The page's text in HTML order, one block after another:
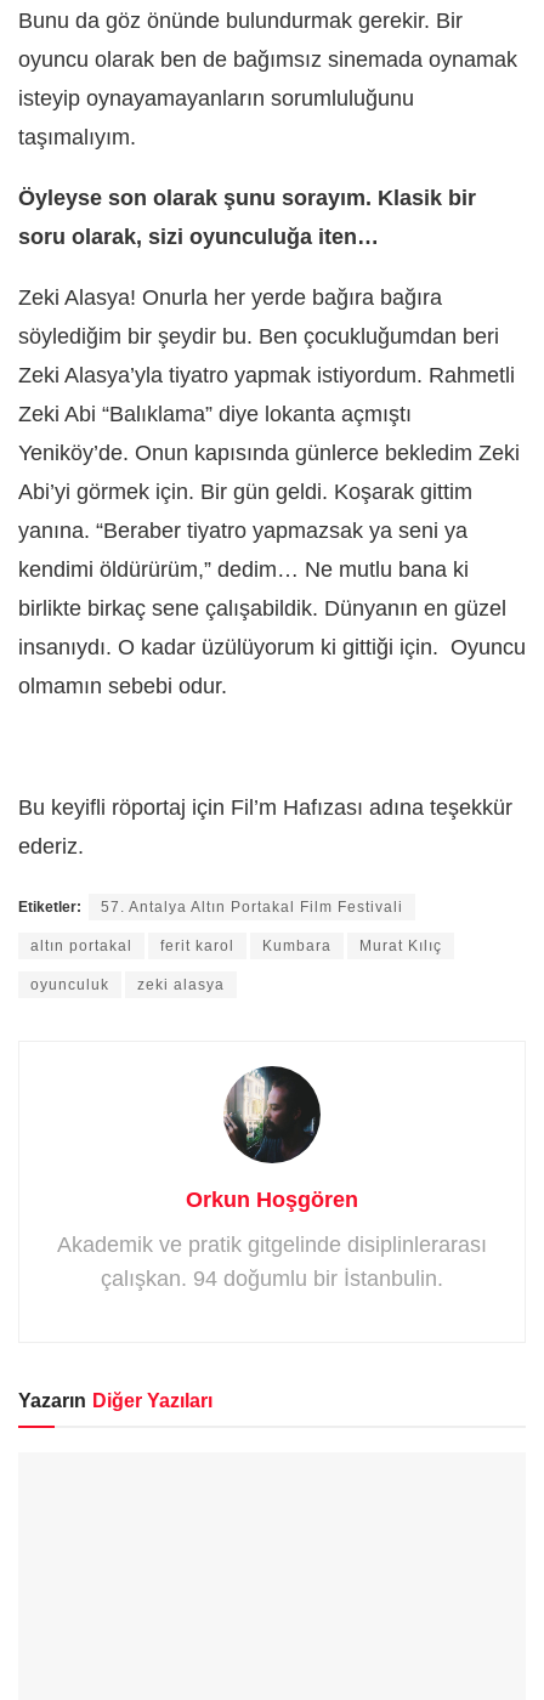
Bunu da göz önünde bulundurmak gerekir. Bir
oyuncu olarak ben de bağımsız sinemada oynamak
isteyip oynayamayanların sorumluluğunu
taşımalıyım.
Öyleyse son olarak şunu sorayım. Klasik bir
soru olarak, sizi oyunculuğa iten…
Zeki Alasya! Onurla her yerde bağıra bağıra
söylediğim bir şeydir bu. Ben çocukluğumdan beri
Zeki Alasya’yla tiyatro yapmak istiyordum. Rahmetli
Zeki Abi “Balıklama” diye lokanta açmıştı
Yeniköy’de. Onun kapısında günlerce bekledim Zeki
Abi’yi görmek için. Bir gün geldi. Koşarak gittim
yanına. “Beraber tiyatro yapmazsak ya seni ya
kendimi öldürürüm,” dedim… Ne mutlu bana ki
birlikte birkaç sene çalışabildik. Dünyanın en güzel
insanıydı. O kadar üzülüyorum ki gittiği için. Oyuncu
olmamın sebebi odur.
Bu keyifli röportaj için Fil’m Hafızası adına teşekkür
ederiz.
Etiketler: 57. Antalya Altın Portakal Film Festivali
altın portakal ferit karol Kumbara Murat Kılıç
oyunculuk zeki alasya
Orkun Hoşgören
Akademik ve pratik gitgelinde disiplinlerarası
çalışkan. 94 doğumlu bir İstanbulin.
Yazarın Diğer Yazıları